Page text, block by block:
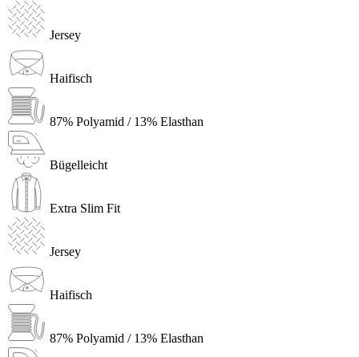
Jersey
Haifisch
87% Polyamid / 13% Elasthan
Bügelleicht
Extra Slim Fit
Jersey
Haifisch
87% Polyamid / 13% Elasthan